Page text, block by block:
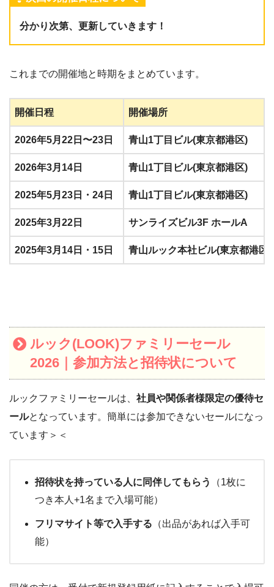
分かり次第、更新していきます！
これまでの開催地と時期をまとめています。
開催日程 開催場所
2026年5月22日〜23日 青山1丁目ビル(東京都港区)
2026年3月14日 青山1丁目ビル(東京都港区)
2025年5月23日・24日 青山1丁目ビル(東京都港区)
2025年3月22日 サンライズビル3F ホールA
2025年3月14日・15日 青山ルック本社ビル(東京都港区)
2024年3月15日～16日 ルック本社ビル(東京都港区)
ルック(LOOK)ファミリーセール
2026｜参加方法と招待状について
ルックファミリーセールは、 社員や関係者様限定の優待セ
ールとなっています。簡単には参加できないセールになっ
ています＞＜
招待状を持っている人に同伴してもらう
（1枚に
つき本人+1名まで入場可能）
フリマサイト等で入手する （出品があれば入手可
能）